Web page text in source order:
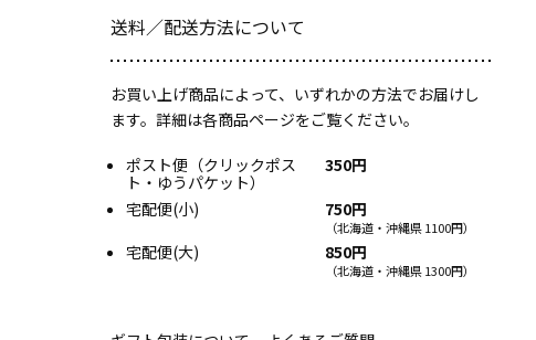
送料／配送方法について
お買い上げ商品によって、いずれかの方法でお届けし
ます。詳細は各商品ページをご覧ください。
ポスト便（クリックポス
ト・ゆうパケット）
350円
宅配便(小)
750円
（北海道・沖縄県 1100円）
宅配便(大) 850円
（北海道・沖縄県 1300円）